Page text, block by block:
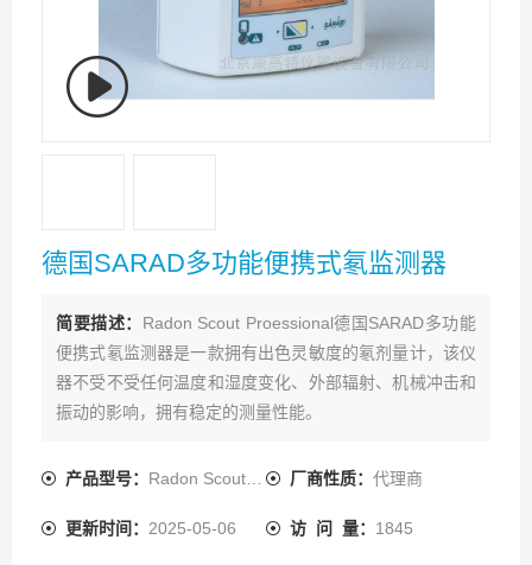
德国SARAD多功能便携式氡监测器
简要描述： Radon Scout Proessional德国SARAD多功能
便携式氡监测器是一款拥有出色灵敏度的氡剂量计，该仪
器不受不受任何温度和湿度变化、外部辐射、机械冲击和
振动的影响，拥有稳定的测量性能。
产品型号： Radon Scout Proessional 厂商性质： 代理商
更新时间： 2025-05-06 访 问 量： 1845